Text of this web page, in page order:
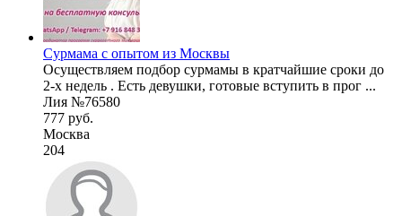
Сурмама с опытом из Москвы
Осуществляем подбор сурмамы в кратчайшие сроки до
2-х недель . Есть девушки, готовые вступить в прог ...
Лия №76580
777 руб.
Москва
204